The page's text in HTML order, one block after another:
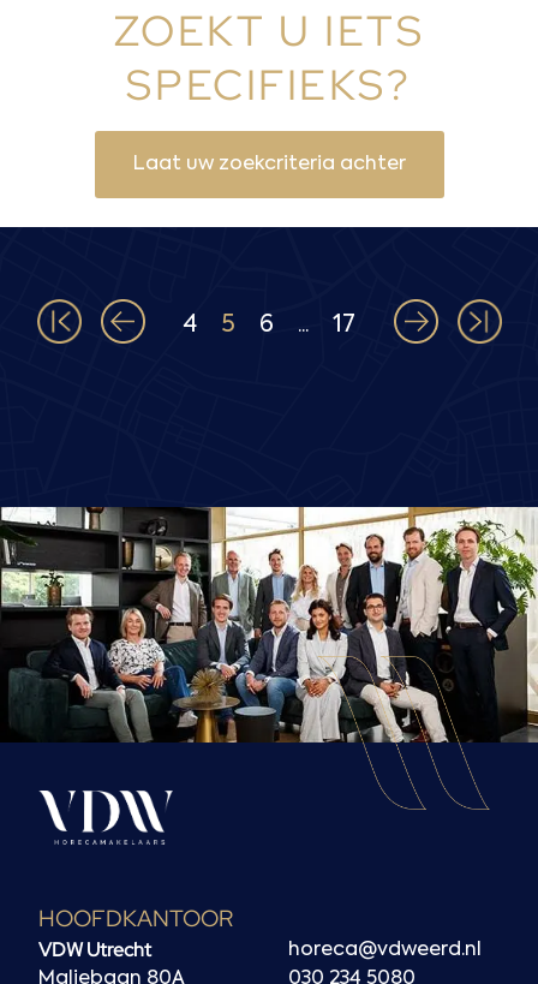
ZOEKT U IETS
SPECIFIEKS?
Laat uw zoekcriteria achter
4 5 6 ... 17
HOOFDKANTOOR
VDW Utrecht
Maliebaan 80A
horeca@vdweerd.nl
030 234 5080